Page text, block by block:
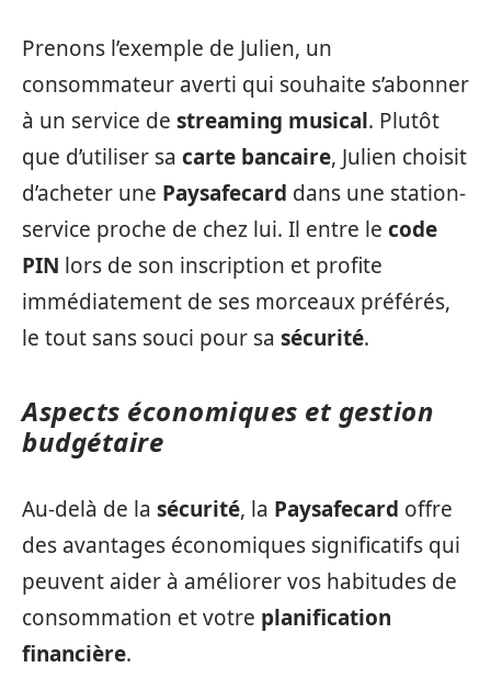
Prenons l’exemple de Julien, un
consommateur averti qui souhaite s’abonner
à un service de streaming musical. Plutôt
que d’utiliser sa carte bancaire, Julien choisit
d’acheter une Paysafecard dans une station-
service proche de chez lui. Il entre le code
PIN lors de son inscription et profite
immédiatement de ses morceaux préférés,
le tout sans souci pour sa sécurité.
Aspects économiques et gestion
budgétaire
Au-delà de la sécurité, la Paysafecard offre
des avantages économiques significatifs qui
peuvent aider à améliorer vos habitudes de
consommation et votre planification
financière.